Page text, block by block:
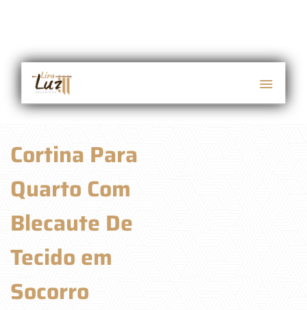
Cortina Para
Quarto Com
Blecaute De
Tecido em
Socorro